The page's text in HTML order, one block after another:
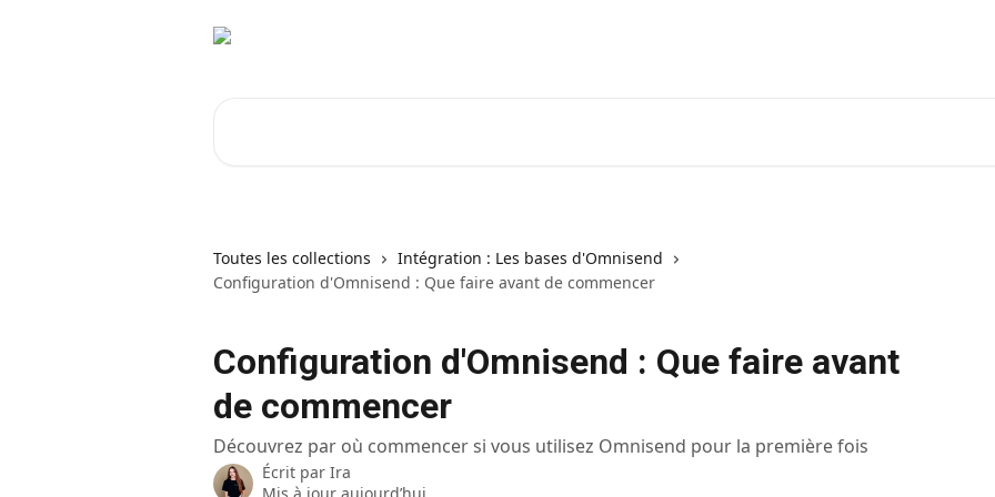
Toutes les collections
Intégration : Les bases d'Omnisend
Configuration d'Omnisend : Que faire avant de commencer
Configuration d'Omnisend : Que faire avant
de commencer
Découvrez par où commencer si vous utilisez Omnisend pour la première fois
Écrit par Ira